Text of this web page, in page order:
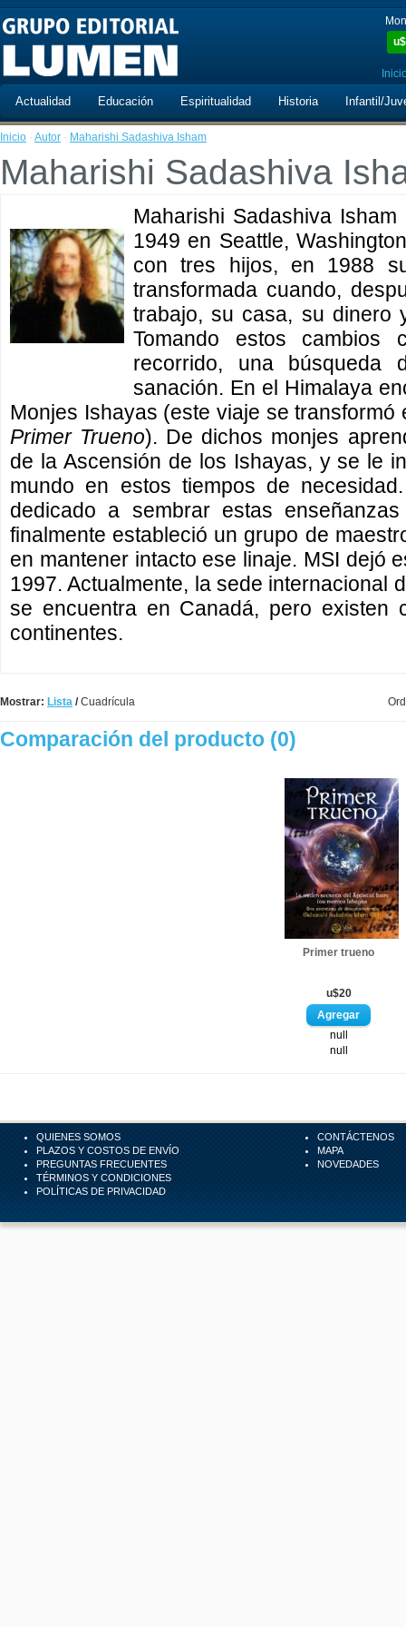
u$
Actualidad Educación Espiritualidad Historia Infantil/
Inicio · Autor · Maharishi Sadashiva Isham
Maharishi Sadashiva
Maharishi Sadashiva
1949 en Seattle,
con tres hijos, en 1988
transformada cuando,
trabajo, su casa, su dinero
Tomando estos cambios
recorrido, una búsqueda
sanación. En el Himalaya
Monjes Ishayas (este viaje se
Primer Trueno). De dichos monjes
de la Ascensión de los Ishayas, y se le
mundo en estos tiempos de
dedicado a sembrar estas
finalmente estableció un grupo de
en mantener intacto ese linaje. MSI dejó
1997. Actualmente, la sede internacional
se encuentra en Canadá, pero existen
continentes.
Mostrar: Lista /Cuadrícula
Comparación del producto (0)
Primer trueno
u$20
null
null
QUIENES SOMOS
PLAZOS Y COSTOS DE ENVÍO
PREGUNTAS FRECUENTES
TÉRMINOS Y CONDICIONES
POLÍTICAS DE PRIVACIDAD
CONTÁCTENOS
MAPA
NOVEDADES